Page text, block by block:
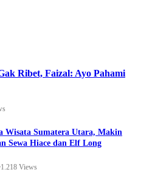
Ribet, Faizal: Ayo Pahami
Wisata Sumatera Utara, Makin
Sewa Hiace dan Elf Long
1.218 Views